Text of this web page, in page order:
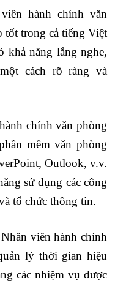
hành chính văn
tốt trong cả tiếng Việt
khả năng lắng nghe,
cách rõ ràng và
chính văn phòng
mềm văn phòng
Outlook, v.v.
sử dụng các công
tổ chức thông tin.
viên hành chính
lý thời gian hiệu
các nhiệm vụ được